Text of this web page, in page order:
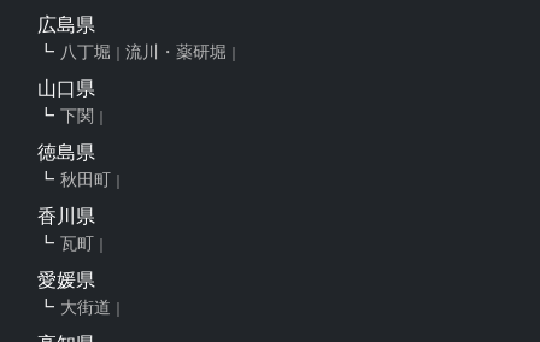
広島県
八丁堀 流川・薬研堀
山口県
下関
徳島県
秋田町
香川県
瓦町
愛媛県
大街道